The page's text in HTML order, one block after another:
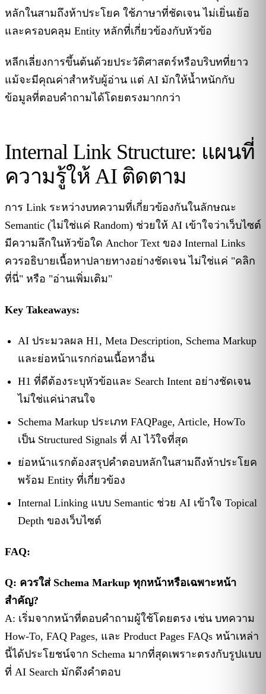
หลักในสามถึงห้าประโยค ใช้ภาษาที่ชัดเจน ไม่เยิ่นเย้อ
และครอบคลุม Entity หลักที่เกี่ยวข้องกับหัวข้อ
หลีกเลี่ยงการขึ้นต้นด้วยประวัติศาสตร์หรือบริบทที่ยาว
แม้จะมีคุณค่าสำหรับผู้อ่าน แต่ AI มักให้น้ำหนักกับ
ข้อมูลที่ตอบคำถามได้โดยตรงมากกว่า
Internal Link Structure: แผนที่
ความรู้ให้ AI ติดตาม
การ Link ระหว่างบทความที่เกี่ยวข้องกันในลักษณะ
Semantic (ไม่ใช่แค่ Random) ช่วยให้ AI เข้าใจว่าเว็บไซต์
มีความลึกในหัวข้อใด Anchor Text ของ Internal Links
ควรอธิบายเนื้อหาปลายทางอย่างชัดเจน ไม่ใช่แค่ "คลิก
ที่นี่" หรือ "อ่านเพิ่มเติม"
Key Takeaways:
AI ประมวลผล H1, Meta Description, Schema Markup
และย่อหน้าแรกก่อนเนื้อหาอื่น
H1 ที่ดีต้องระบุหัวข้อและ Search Intent อย่างชัดเจน
ไม่ใช่แค่น่าสนใจ
Schema Markup ประเภท FAQPage, Article, HowTo
เป็น Structured Signals ที่ AI ไว้ใจที่สุด
ย่อหน้าแรกต้องสรุปคำตอบหลักในสามถึงห้าประโยค
พร้อม Entity ที่เกี่ยวข้อง
Internal Linking แบบ Semantic ช่วย AI เข้าใจ Topical
Depth ของเว็บไซต์
FAQ:
Q: ควรใส่ Schema Markup ทุกหน้าหรือเฉพาะหน้า
สำคัญ?
A: เริ่มจากหน้าที่ตอบคำถามผู้ใช้โดยตรง เช่น บทความ
How-To, FAQ Pages, และ Product Pages FAQs หน้าเหล่า
นี้ได้ประโยชน์จาก Schema มากที่สุดเพราะตรงกับรูปแบบ
ที่ AI Search มักดึงคำตอบ